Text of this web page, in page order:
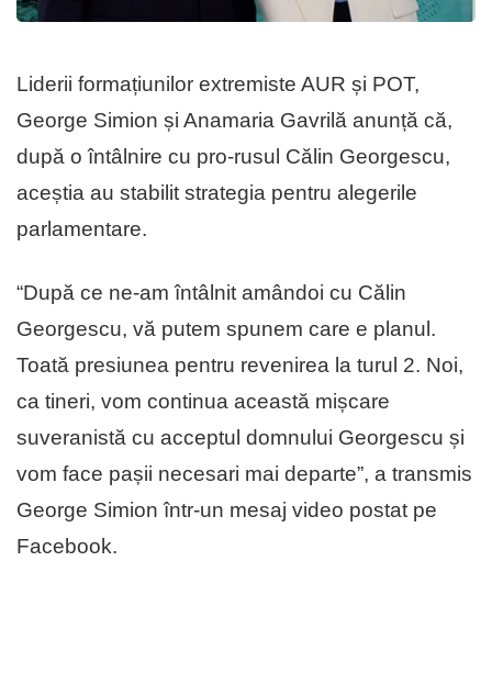
Liderii formațiunilor extremiste AUR și POT,
George Simion și Anamaria Gavrilă anunță că,
după o întâlnire cu pro-rusul Călin Georgescu,
aceștia au stabilit strategia pentru alegerile
parlamentare.
“După ce ne-am întâlnit amândoi cu Călin
Georgescu, vă putem spunem care e planul.
Toată presiunea pentru revenirea la turul 2. Noi,
ca tineri, vom continua această mișcare
suveranistă cu acceptul domnului Georgescu și
vom face pașii necesari mai departe”, a transmis
George Simion într-un mesaj video postat pe
Facebook.